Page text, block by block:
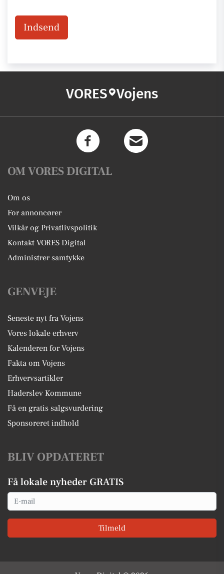
Indsend
VORES Vojens
OM VORES DIGITAL
Om os
For annoncører
Vilkår og Privatlivspolitik
Kontakt VORES Digital
Administrer samtykke
GENVEJE
Seneste nyt fra Vojens
Vores lokale erhverv
Kalenderen for Vojens
Fakta om Vojens
Erhvervsartikler
Haderslev Kommune
Få en gratis salgsvurdering
Sponsoreret indhold
BLIV OPDATERET
Få lokale nyheder GRATIS
Email
Tilmeld